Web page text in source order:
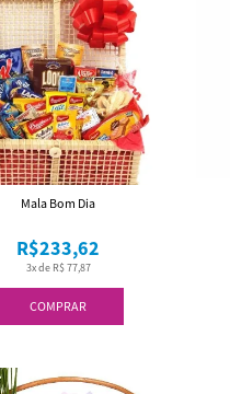
COMPRAR
3x de R$ 77,87
R$233,62
Mala Bom Dia